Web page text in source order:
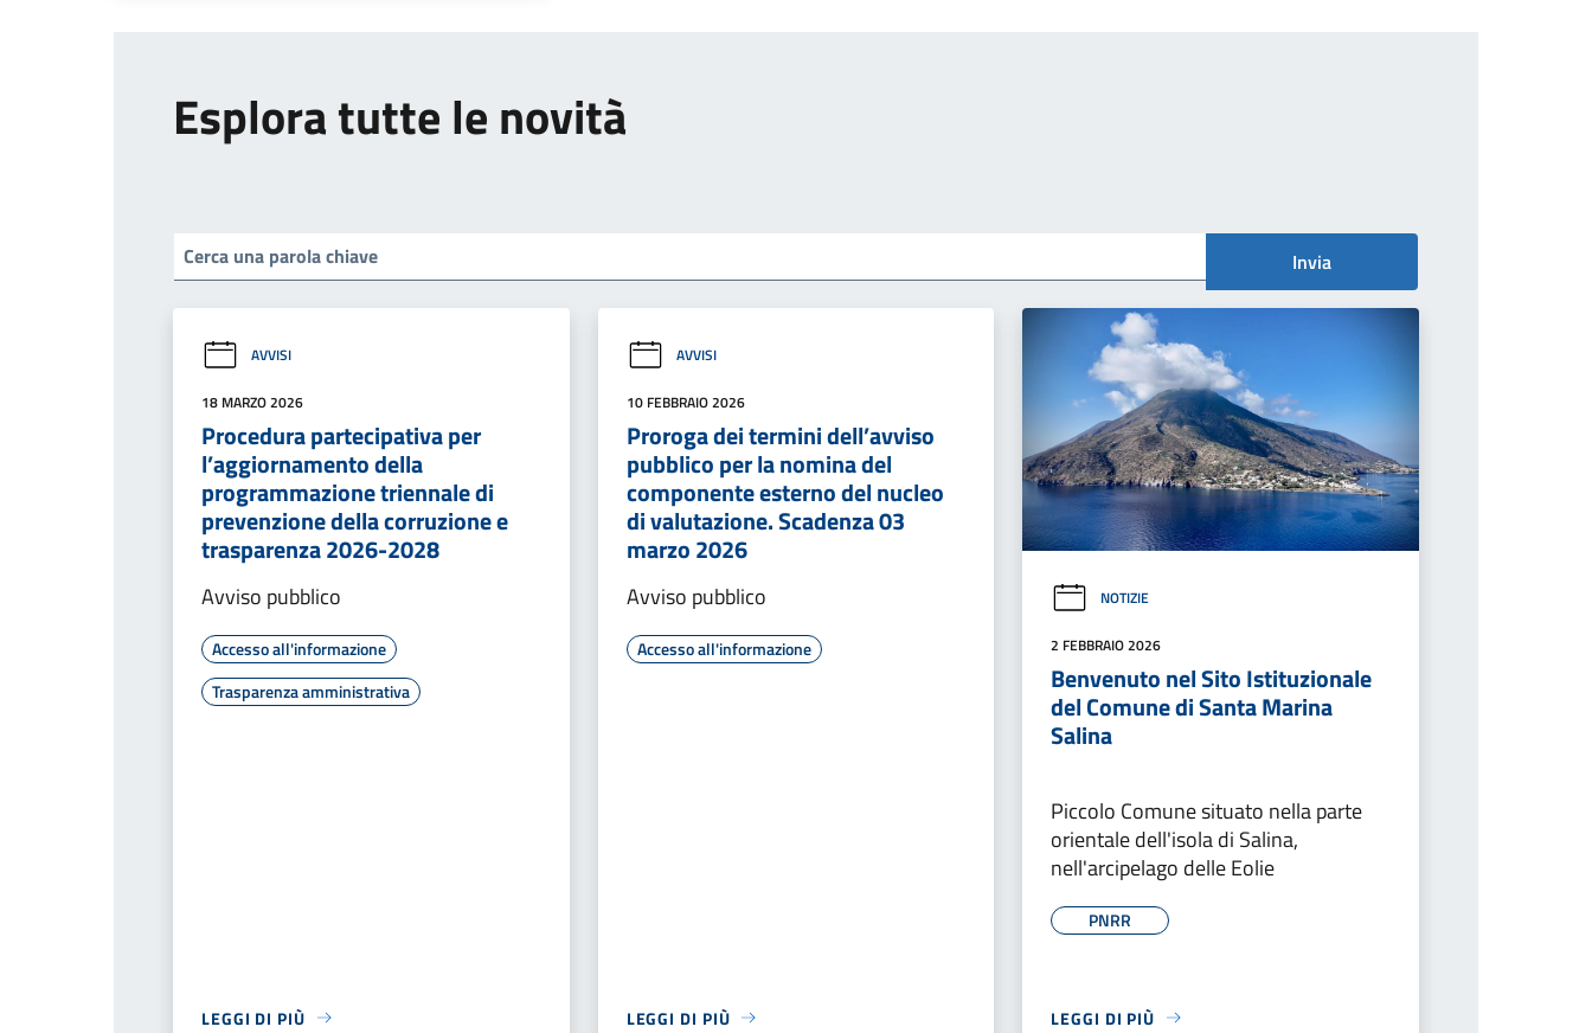
Esplora tutte le novità
Invia
AVVISI
18 MARZO 2026
Procedura partecipativa per
l’aggiornamento della
programmazione triennale di
prevenzione della corruzione e
trasparenza 2026-2028
Avviso pubblico
Accesso all'informazione
Trasparenza amministrativa
LEGGI DI PIÙ
AVVISI
10 FEBBRAIO 2026
Proroga dei termini dell’avviso
pubblico per la nomina del
componente esterno del nucleo
di valutazione. Scadenza 03
marzo 2026
Avviso pubblico
Accesso all'informazione
LEGGI DI PIÙ
NOTIZIE
2 FEBBRAIO 2026
Benvenuto nel Sito Istituzionale
del Comune di Santa Marina
Salina
Piccolo Comune situato nella parte
orientale dell'isola di Salina,
nell'arcipelago delle Eolie
PNRR
LEGGI DI PIÙ